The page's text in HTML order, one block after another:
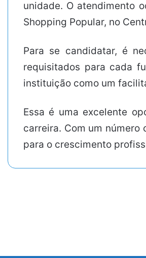
unidade. O atendimento
Shopping Popular, no
Para se candidatar, é
requisitados para cada
instituição como um
Essa é uma excelente
carreira. Com um
para o crescimento